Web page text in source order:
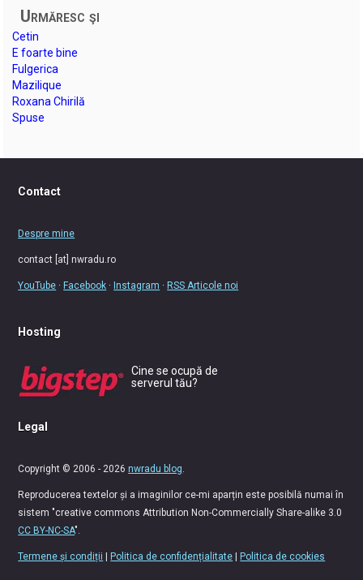
Urmăresc şi
Cetin
E foarte bine
Fulgerica
Mazilique
Roxana Chirilă
Spuse
Contact
Despre mine
contact [at] nwradu.ro
YouTube ·Facebook ·Instagram ·RSS Articole noi
Hosting
Cine se ocupă de
serverul tău?
Legal
Copyright © 2006 - 2026nwradu blog
Reproducerea textelor și a imaginilor ce-mi aparțin este posibilă numai în
sistem "creative commons Attribution Non-Commercially Share-alike 3.0
CC BY-NC-SA".
Termene și condiții |Politica de confidențialitate |Politica de cookies